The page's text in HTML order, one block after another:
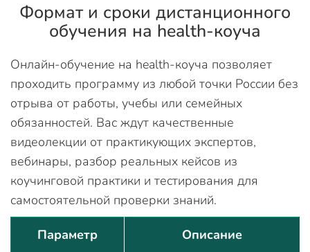
Формат и сроки дистанционного
обучения на health-коуча
Онлайн-обучение на health-коуча позволяет
проходить программу из любой точки России без
отрыва от работы, учебы или семейных
обязанностей. Вас ждут качественные
видеолекции от практикующих экспертов,
вебинары, разбор реальных кейсов из
коучинговой практики и тестирования для
самостоятельной проверки знаний.
Параметр Описание